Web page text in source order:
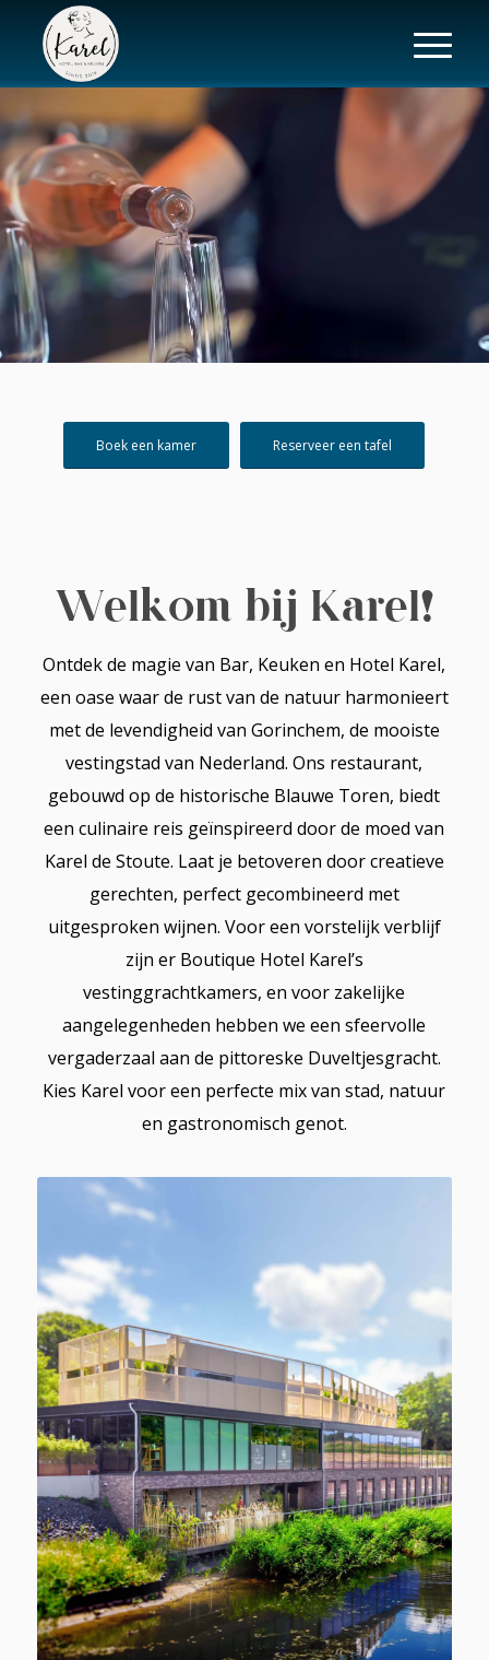
Boek een kamer Reserveer een tafel
Welkom bij Karel!
Ontdek de magie van Bar, Keuken en Hotel Karel,
een oase waar de rust van de natuur harmonieert
met de levendigheid van Gorinchem, de mooiste
vestingstad van Nederland. Ons restaurant,
gebouwd op de historische Blauwe Toren, biedt
een culinaire reis geïnspireerd door de moed van
Karel de Stoute. Laat je betoveren door creatieve
gerechten, perfect gecombineerd met
uitgesproken wijnen. Voor een vorstelijk verblijf
zijn er Boutique Hotel Karel’s
vestinggrachtkamers, en voor zakelijke
aangelegenheden hebben we een sfeervolle
vergaderzaal aan de pittoreske Duveltjesgracht.
Kies Karel voor een perfecte mix van stad, natuur
en gastronomisch genot.